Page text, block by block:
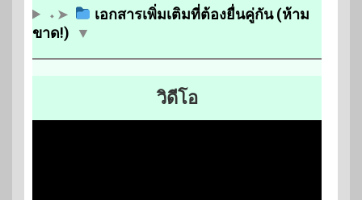
⬩➤
เอกสารเพิ่มเติมที่ต้องยื่นคู่กัน (ห้าม
ขาด!)
▼
วิดีโอ